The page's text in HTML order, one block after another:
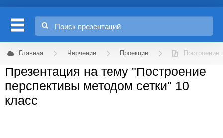
Главная Черчение Проекции
Презентация на тему "Построение
перспективы методом сетки" 10
класс